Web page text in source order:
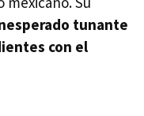
tunante
con el